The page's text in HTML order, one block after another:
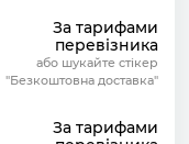
За тарифами
перевізника
або шукайте стікер
"Безкоштовна доставка"
За тарифами